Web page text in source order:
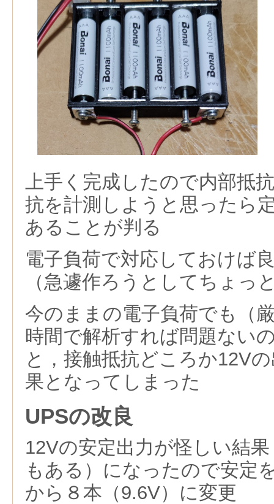
上手く完成したので内部抵
抗を計測しようと思ったら
あることが判る
電子負荷で対応しておけば
（急遽作ろうとしてちょっ
今のままの電子負荷でも（
時間で解析すれば問題ない
と，接触抵抗どころか12V
果となってしまった
UPSの改良
12Vの安定出力が怪しい結
もある）になったので安定
から８本（9.6V）に変更